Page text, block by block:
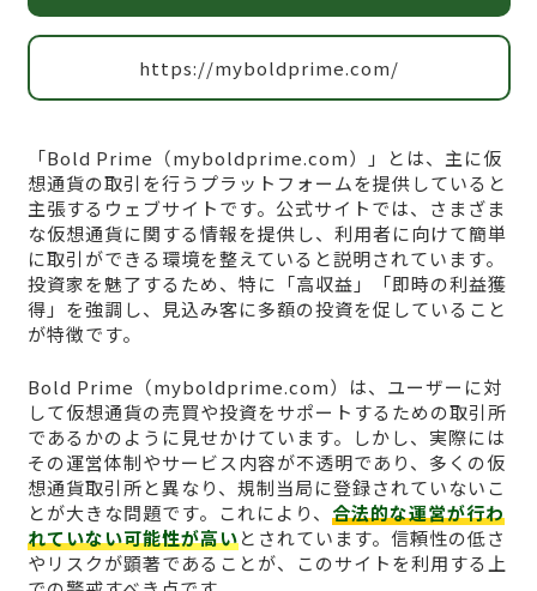
https://myboldprime.com/
「Bold Prime（myboldprime.com）」とは、主に仮
想通貨の取引を行うプラットフォームを提供していると
主張するウェブサイトです。公式サイトでは、さまざま
な仮想通貨に関する情報を提供し、利用者に向けて簡単
に取引ができる環境を整えていると説明されています。
投資家を魅了するため、特に「高収益」「即時の利益獲
得」を強調し、見込み客に多額の投資を促していること
が特徴です。
Bold Prime（myboldprime.com）は、ユーザーに対
して仮想通貨の売買や投資をサポートするための取引所
であるかのように見せかけています。しかし、実際には
その運営体制やサービス内容が不透明であり、多くの仮
想通貨取引所と異なり、規制当局に登録されていないこ
とが大きな問題です。これにより、 合法的な運営が行わ
れていない可能性が高いとされています。信頼性の低さ
やリスクが顕著であることが、このサイトを利用する上